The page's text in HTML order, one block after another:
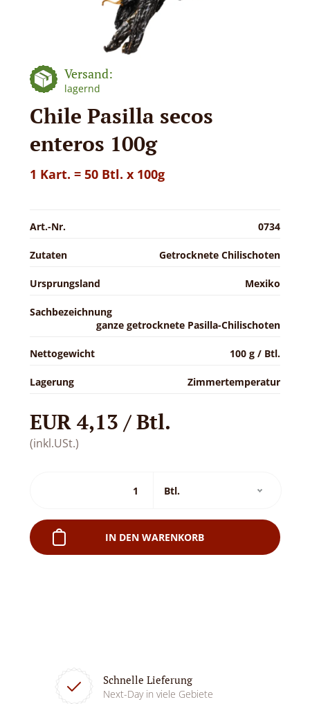
Versand:
lagernd
Chile Pasilla secos
enteros 100g
1 Kart. = 50 Btl. x 100g
Art.-Nr. 0734
Zutaten Getrocknete Chilischoten
Ursprungsland Mexiko
Sachbezeichnung
ganze getrocknete Pasilla-Chilischoten
Nettogewicht 100 g / Btl.
Lagerung Zimmertemperatur
EUR 4,13 / Btl.
(inkl.USt.)
IN DEN WARENKORB
Schnelle Lieferung
Next-Day in viele Gebiete